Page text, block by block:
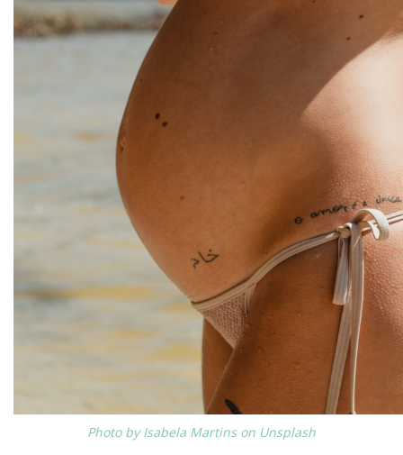
Photo by Isabela Martins on Unsplash